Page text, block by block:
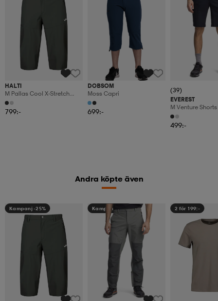
HALTI
M Pallas Cool X-Stretch
Capri Pants
799:-
DOBSOM
Moss Capri
699:-
(39)
EVEREST
M Venture Shorts
499:-
Andra köpte även
Kampanj -25% Kampanj -25% 2 för 199:-